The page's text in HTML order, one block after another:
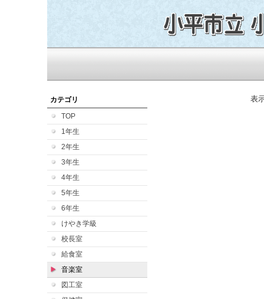
カテゴリ
TOP
1年生
2年生
3年生
4年生
5年生
6年生
けやき学級
校長室
給食室
音楽室
図工室
表